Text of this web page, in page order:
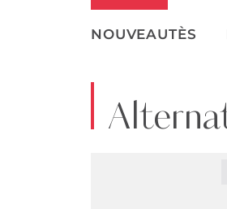
NOUVEAUTÈS
LOOKS
WEDDING